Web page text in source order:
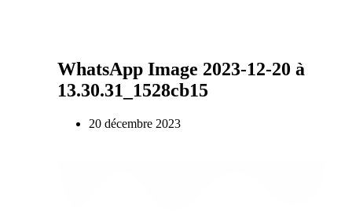
WhatsApp Image 2023-12-20 à
13.30.31_1528cb15
20 décembre 2023